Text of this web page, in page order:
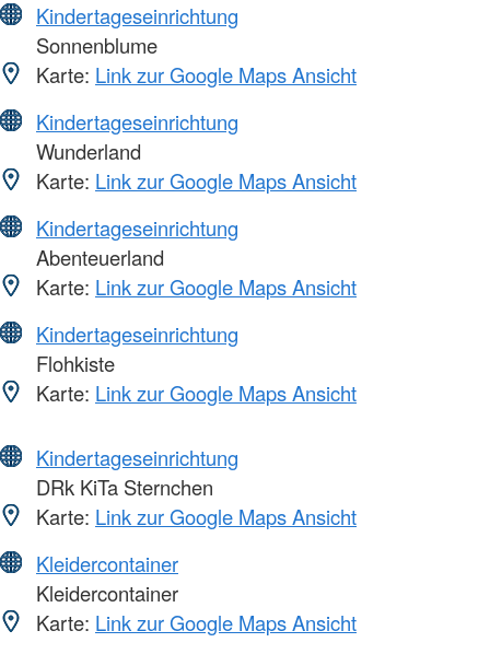
Kindertageseinrichtung
Sonnenblume
Karte: Link zur Google Maps Ansicht
Kindertageseinrichtung
Wunderland
Karte: Link zur Google Maps Ansicht
Kindertageseinrichtung
Abenteuerland
Karte: Link zur Google Maps Ansicht
Kindertageseinrichtung
Flohkiste
Karte: Link zur Google Maps Ansicht
Kindertageseinrichtung
DRk KiTa Sternchen
Karte: Link zur Google Maps Ansicht
Kleidercontainer
Kleidercontainer
Karte: Link zur Google Maps Ansicht